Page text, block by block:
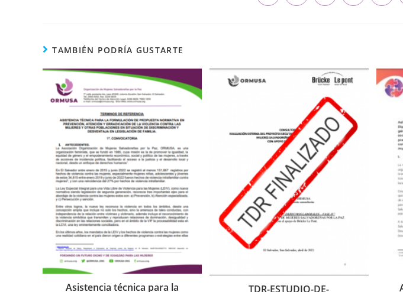
TAMBIÉN PODRÍA GUSTARTE
Asistencia técnica para la TDR-ESTUDIO-DE-